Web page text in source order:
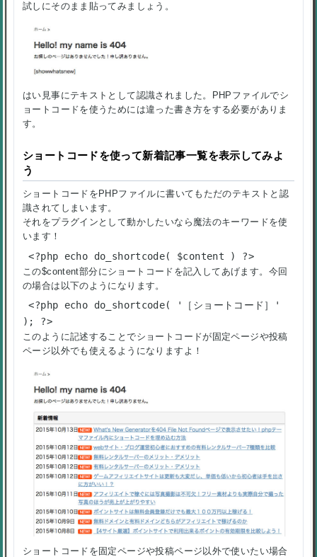
試しにそのまま貼ってみましょう。
はい見事にテキストとして認識されました。PHPファイルでシ
ョートコードを使うためには違った書き方をする必要がありま
す。
ショートコードを使って新着記事一覧を表示してみよ
う
ショートコードをPHPファイルに書いてもただのテキストと認
識されてしまいます。
それをプラグインとして動かしたいなら魔法のキーワードを使
います！
<?php echo do_shortcode( $content ) ?>
この$content部分にショートコードを記入してあげます。今回
の場合は以下のようになります。
<?php echo do_shortcode( '［ショートコード］'
); ?>
このように記述することでショートコードが固定ページや投稿
ページ以外でも使えるようになりますよ！
ショートコードを固定ページや投稿ページ以外で使いたい場合